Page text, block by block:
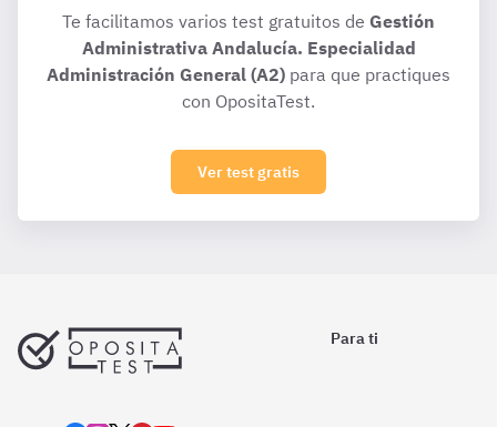
Te facilitamos varios test gratuitos de Gestión
Administrativa Andalucía. Especialidad
Administración General (A2) para que practiques
con OpositaTest.
Ver test gratis
Para ti